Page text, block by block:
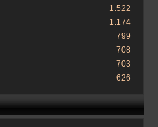
1.522
1.174
799
708
703
626